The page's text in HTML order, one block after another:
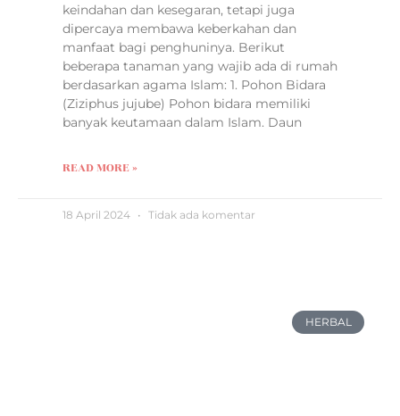
keindahan dan kesegaran, tetapi juga
dipercaya membawa keberkahan dan
manfaat bagi penghuninya. Berikut
beberapa tanaman yang wajib ada di rumah
berdasarkan agama Islam: 1. Pohon Bidara
(Ziziphus jujube) Pohon bidara memiliki
banyak keutamaan dalam Islam. Daun
READ MORE »
18 April 2024 Tidak ada komentar
HERBAL